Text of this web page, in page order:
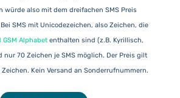
würde also mit dem dreifachen SMS Preis
SMS mit Unicodezeichen, also Zeichen, die
GSM Alphabet enthalten sind (z.B. Kyrillisch,
nur 70 Zeichen je SMS möglich. Der Preis gilt
Kein Versand an Sonderrufnummern.